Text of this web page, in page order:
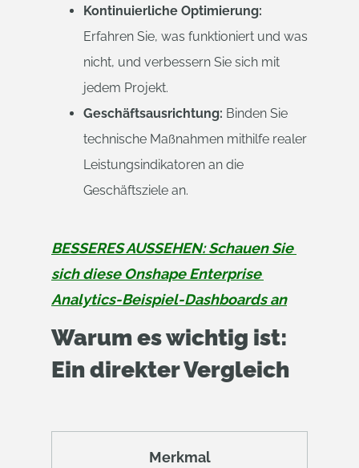
Kontinuierliche Optimierung:
Erfahren Sie, was funktioniert und was
nicht, und verbessern Sie sich mit
jedem Projekt.
Geschäftsausrichtung: Binden Sie
technische Maßnahmen mithilfe realer
Leistungsindikatoren an die
Geschäftsziele an.
BESSERES AUSSEHEN: Schauen Sie
sich diese Onshape Enterprise
Analytics-Beispiel-Dashboards an
Warum es wichtig ist:
Ein direkter Vergleich
Merkmal